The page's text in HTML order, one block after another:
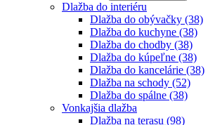
Dlažba do interiéru
Dlažba do obývačky (38)
Dlažba do kuchyne (38)
Dlažba do chodby (38)
Dlažba do kúpeľne (38)
Dlažba do kancelárie (38)
Dlažba na schody (52)
Dlažba do spálne (38)
Vonkajšia dlažba
Dlažba na terasu (98)